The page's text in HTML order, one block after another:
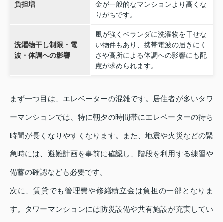
負担増
金が一般的なマンションより高くな
りがちです。
洗濯物干し制限・電
波・体調への影響
風が強くベランダに洗濯物を干せな
い物件もあり、携帯電波の届きにく
さや高所による体調への影響にも配
慮が求められます。
まず一つ目は、エレベーターの混雑です。居住者が多いタワ
ーマンションでは、特に朝夕の時間帯にエレベーターの待ち
時間が長くなりやすくなります。また、地震や火災などの緊
急時には、避難計画を事前に確認し、階段を利用する練習や
備蓄の確認なども必要です。
次に、賃貸でも管理費や修繕積立金は負担の一部となりま
す。タワーマンションには防災設備や共有施設が充実してい